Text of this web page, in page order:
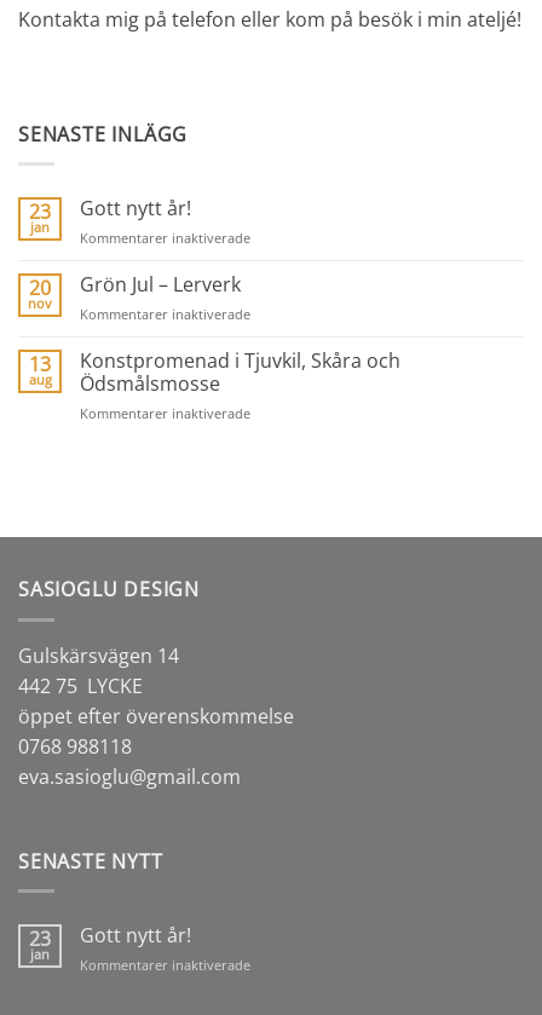
Kontakta mig på telefon eller kom på besök i min ateljé!
SENASTE INLÄGG
23
jan
Gott nytt år!
Kommentarer inaktiveradeför
20
nov
Grön Jul – Lerverk
Kommentarer inaktiveradeför
Jul
–
13
aug
Konstpromenad i Tjuvkil, Skåra och
Ödsmålsmosse
Kommentarer inaktiveradeför
Ödsmålsmosse
SASIOGLU DESIGN
Gulskärsvägen 14
442 75 LYCKE
öppet efter överenskommelse
0768 988118
eva.sasioglu@gmail.com
SENASTE NYTT
23
jan
Gott nytt år!
Kommentarer inaktiveradeför